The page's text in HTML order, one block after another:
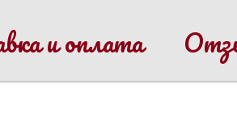
и оплата